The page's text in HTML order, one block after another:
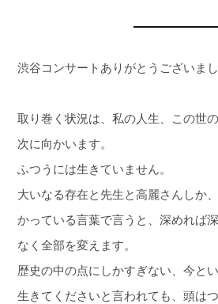
渋谷コンサートありがとうございまし
取り巻く状況は、私の人生、この世の
次に向かいます。
ふつうには生きていません。
大いなる存在と先生と高麗さんしか
かっている言葉で言うと、深めれば
なく全部を変えます。
歴史の中の点にしかすぎない、今と
生きてくださいと言われても、頭は